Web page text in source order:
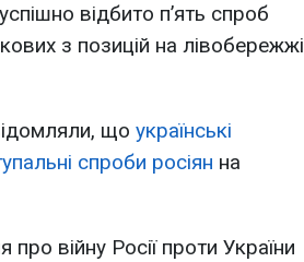
успішно відбито п’ять спроб
з позицій на лівобережжі
що українські
спроби росіян на
війну Росії проти України